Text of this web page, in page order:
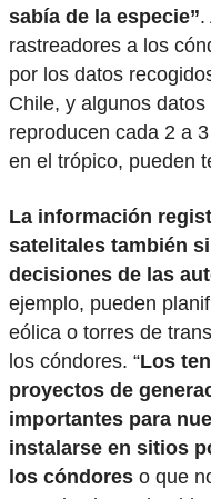
sabía de la especie”.
rastreadores a los
por los datos
Chile, y algunos
reproducen cada 2 a
en el trópico, pueden
La información
satelitales también
decisiones de las
ejemplo, pueden
eólica o torres de
los cóndores. “Los
proyectos de
importantes para
instalarse en sitios
los cóndores o que